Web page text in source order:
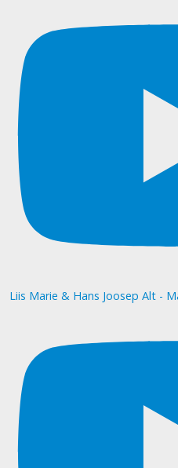
Liis Marie & Hans Joosep Alt -